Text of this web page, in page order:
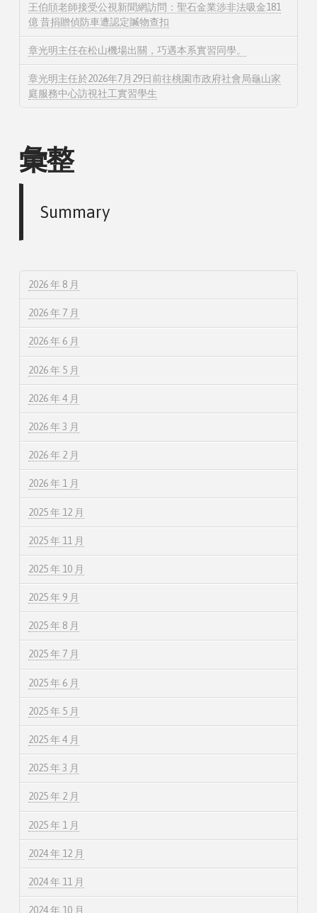
王伯頎老師接受公視新聞網訪問：聖石金業涉非法吸金181
億 昔捐贈偵防車遭認定贓物查扣
章光明主任在松山機場出關，巧遇本系實習同學。
章光明主任於2026年7月29日前往桃園市政府社會局龜山家
庭服務中心訪視社工實習學生
彙整
Summary
2026 年 8 月
2026 年 7 月
2026 年 6 月
2026 年 5 月
2026 年 4 月
2026 年 3 月
2026 年 2 月
2026 年 1 月
2025 年 12 月
2025 年 11 月
2025 年 10 月
2025 年 9 月
2025 年 8 月
2025 年 7 月
2025 年 6 月
2025 年 5 月
2025 年 4 月
2025 年 3 月
2025 年 2 月
2025 年 1 月
2024 年 12 月
2024 年 11 月
2024 年 10 月